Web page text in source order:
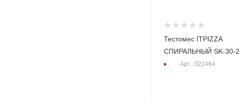
Тестомес ITPIZZA
СПИРАЛЬНЫЙ SK-30-
Арт.: 022464